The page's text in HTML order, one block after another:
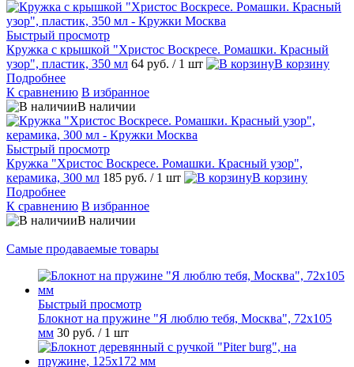
Быстрый просмотр
Кружка с крышкой "Христос Воскресе. Ромашки. Красный
узор", пластик, 350 мл 64 руб. / 1 шт
В корзину
Подробнее
К сравнению В избранное
В наличии
Быстрый просмотр
Кружка "Христос Воскресе. Ромашки. Красный узор",
керамика, 300 мл 185 руб. / 1 шт
В корзину
Подробнее
К сравнению В избранное
В наличии
Самые продаваемые товары
Быстрый просмотр
Блокнот на пружине "Я люблю тебя, Москва", 72х105
мм 30 руб. / 1 шт